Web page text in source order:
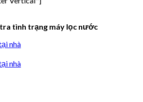
tình trạng máy lọc nước